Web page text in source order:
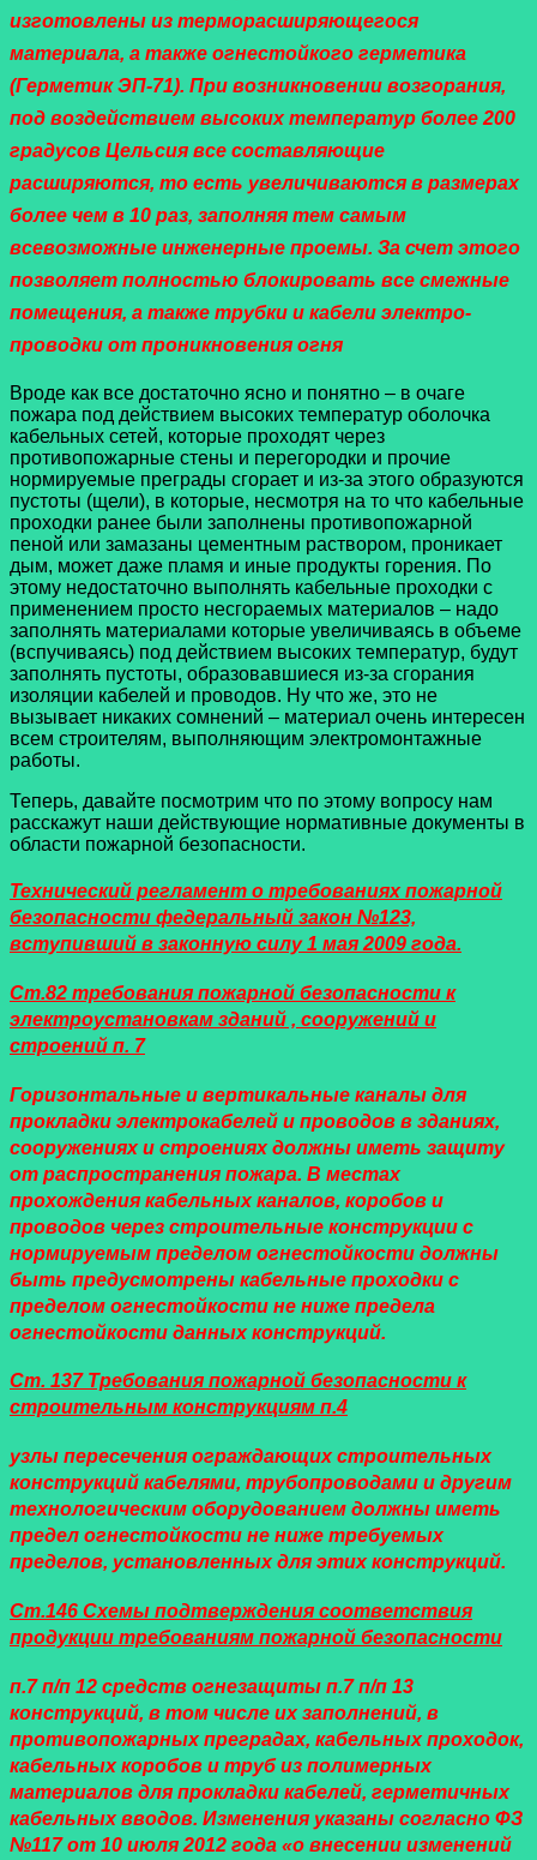
изготовлены из терморасширяющегося
материала, а также огнестойкого герметика
(Герметик ЭП-71). При возникновении возгорания,
под воздействием высоких температур более 200
градусов Цельсия все составляющие
расширяются, то есть увеличиваются в размерах
более чем в 10 раз, заполняя тем самым
всевозможные инженерные проемы. За счет этого
позволяет полностью блокировать все смежные
помещения, а также трубки и кабели электро-
проводки от проникновения огня
Вроде как все достаточно ясно и понятно – в очаге
пожара под действием высоких температур оболочка
кабельных сетей, которые проходят через
противопожарные стены и перегородки и прочие
нормируемые преграды сгорает и из-за этого образуются
пустоты (щели), в которые, несмотря на то что кабельные
проходки ранее были заполнены противопожарной
пеной или замазаны цементным раствором, проникает
дым, может даже пламя и иные продукты горения. По
этому недостаточно выполнять кабельные проходки с
применением просто несгораемых материалов – надо
заполнять материалами которые увеличиваясь в объеме
(вспучиваясь) под действием высоких температур, будут
заполнять пустоты, образовавшиеся из-за сгорания
изоляции кабелей и проводов. Ну что же, это не
вызывает никаких сомнений – материал очень интересен
всем строителям, выполняющим электромонтажные
работы.
Теперь, давайте посмотрим что по этому вопросу нам
расскажут наши действующие нормативные документы в
области пожарной безопасности.
Технический регламент о требованиях пожарной
безопасности федеральный закон №123,
вступивший в законную силу 1 мая 2009 года.
Ст.82 требования пожарной безопасности к
электроустановкам зданий , сооружений и
строений п. 7
Горизонтальные и вертикальные каналы для
прокладки электрокабелей и проводов в зданиях,
сооружениях и строениях должны иметь защиту
от распространения пожара. В местах
прохождения кабельных каналов, коробов и
проводов через строительные конструкции с
нормируемым пределом огнестойкости должны
быть предусмотрены кабельные проходки с
пределом огнестойкости не ниже предела
огнестойкости данных конструкций.
Ст. 137 Требования пожарной безопасности к
строительным конструкциям п.4
узлы пересечения ограждающих строительных
конструкций кабелями, трубопроводами и другим
технологическим оборудованием должны иметь
предел огнестойкости не ниже требуемых
пределов, установленных для этих конструкций.
Ст.146 Схемы подтверждения соответствия
продукции требованиям пожарной безопасности
п.7 п/п 12 средств огнезащиты п.7 п/п 13
конструкций, в том числе их заполнений, в
противопожарных преградах, кабельных проходок,
кабельных коробов и труб из полимерных
материалов для прокладки кабелей, герметичных
кабельных вводов. Изменения указаны согласно ФЗ
№117 от 10 июля 2012 года «о внесении изменений